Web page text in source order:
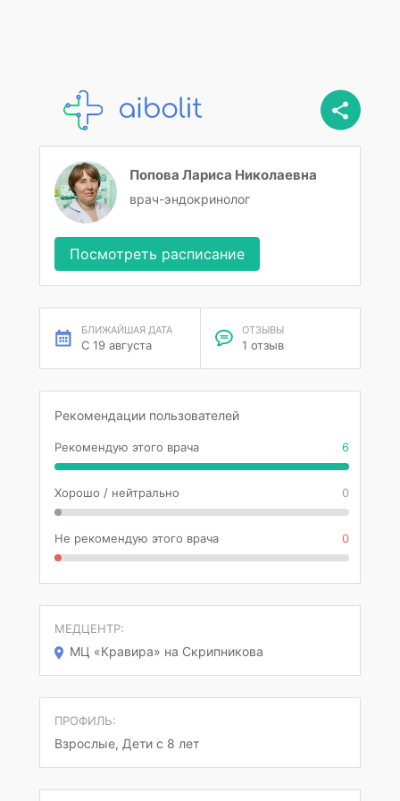
Попова Лариса Николаевна
врач-эндокринолог
Посмотреть расписание
БЛИЖАЙШАЯ ДАТА
С 19 августа
ОТЗЫВЫ
1 отзыв
Рекомендации пользователей
Рекомендую этого врача 6
Хорошо / нейтрально 0
Не рекомендую этого врача 0
МЕДЦЕНТР:
МЦ «Кравира» на Скрипникова
ПРОФИЛЬ:
Взрослые, Дети с 8 лет